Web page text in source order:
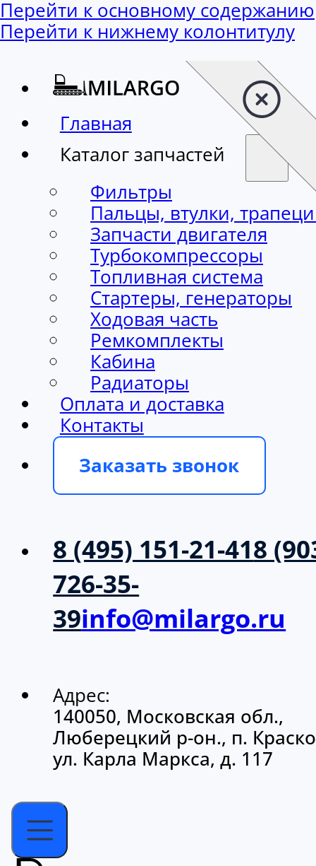
Перейти к основному содержанию
Перейти к нижнему колонтитулу
Главная
Каталог запчастей
Фильтры
Пальцы, втулки,
Запчасти двигателя
Турбокомпрессоры
Топливная система
Стартеры, генераторы
Ходовая часть
Ремкомплекты
Кабина
Радиаторы
Оплата и доставка
Контакты
Заказать звонок
8 (495) 151-21-418
726-35-
39info@milargo.ru
Адрес:
140050, Московская обл.,
Люберецкий р-он., п.
ул. Карла Маркса, д. 117